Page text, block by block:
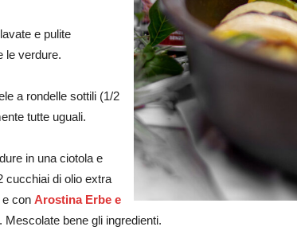
e pulite
le verdure.
a rondelle sottili (1/2
tutte uguali.
in una ciotola e
cucchiai di olio extra
e con Arostina Erbe e
. Mescolate bene gli ingredienti.